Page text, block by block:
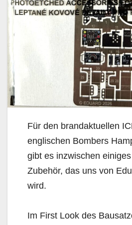
Für den brandaktuellen
englischen Bombers
gibt es inzwischen
Zubehör, das uns von
wird.
Im First Look des